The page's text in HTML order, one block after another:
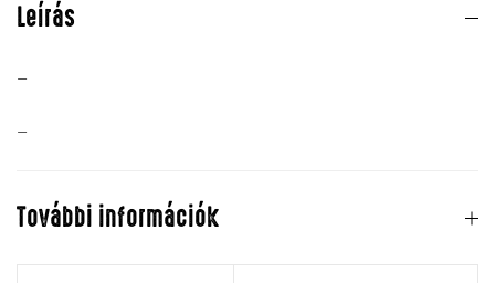
Leírás
–
–
További információk